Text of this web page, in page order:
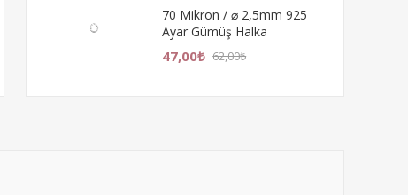
70 Mikron / ⌀ 2,5mm 925
Ayar Gümüş Halka
47,00₺ 62,00₺